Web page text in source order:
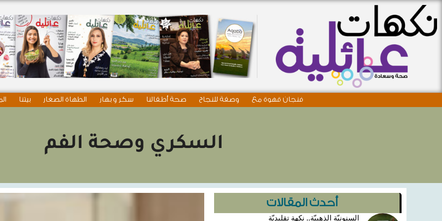
فنجان قهوة مع وصفة للنجاح صحة أطفالنا سكر و بهار الطهاة الصغار بيتنا
السكري وصحة الفم
أحدث المقالات
السنونيّة الذهبيّة.. نكهة تقليديّة